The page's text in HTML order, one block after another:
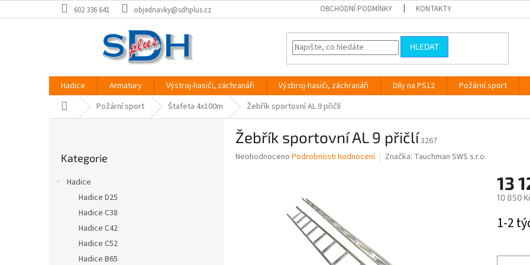
na
602 336 641 objednavky@sdhplus.cz OBCHODNÍ PODMÍNKY KONTAKTY
HLEDAT
Hadice Armatury Výstroj-hasiči, záchranáři Výzbroj-hasiči, záchranáři Díly na PS12 Požární sport
Domů Požární sport Štafeta 4x100m Žebřík sportovní AL 9 přičlí
kategorie
Kategorie
Hadice
Hadice D25
Hadice C38
Hadice C42
Hadice C52
Hadice B65
Žebřík sportovní AL 9 přičlí3267
Průměrné
Neohodnoceno Podrobnosti hodnocení Značka: Tauchman SWS s.r.o.
13
10 850
cena:
1-2